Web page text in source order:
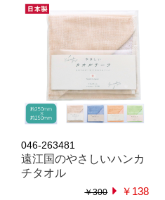
046-263481
遠江国のやさしいハンカ
チタオル
￥300 ￥138